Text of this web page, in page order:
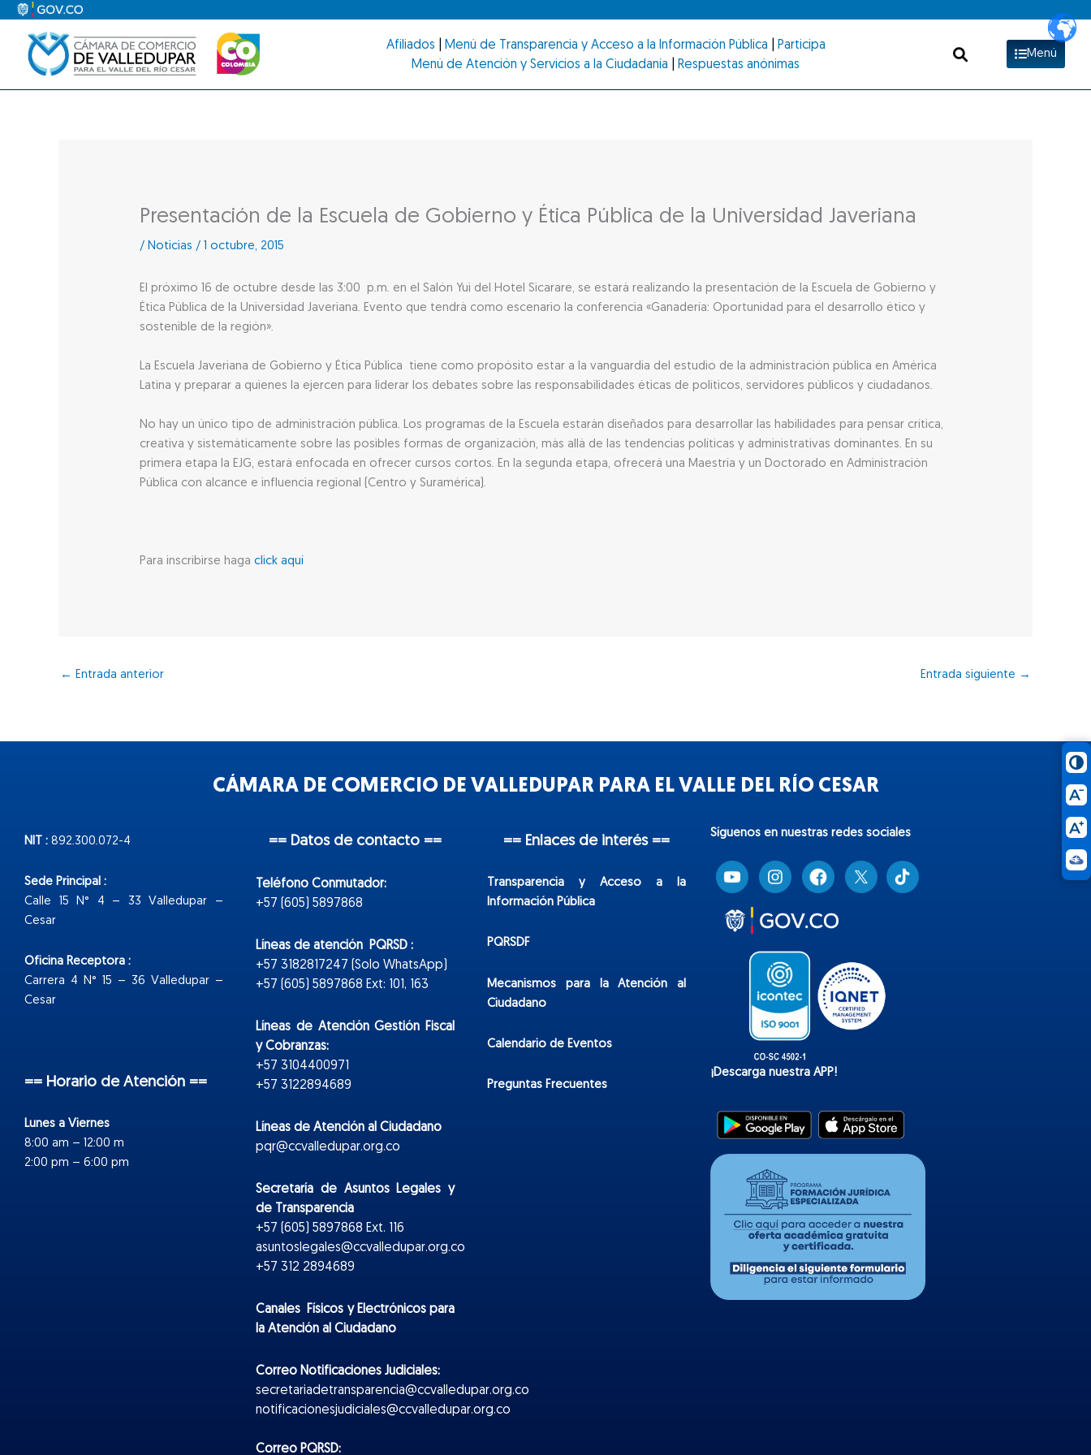
contenido
Afiliados Menú de Transparencia y Acceso a la Información Pública
Participa
Menú de Atención y Servicios a la Ciudadanía
Respuestas anónimas
Menú
Presentación de la Escuela de Gobierno y Ética Pública de la Universidad Javeriana
/ Noticias /1 octubre, 2015
El próximo 16 de octubre desde las 3:00 p.m. en el Salón Yui del Hotel Sicarare, se estará realizando la presentación de la Escuela de Gobierno y
Ética Pública de la Universidad Javeriana. Evento que tendrá como escenario la conferencia «Ganadería: Oportunidad para el desarrollo ético y
sostenible de la región».
La Escuela Javeriana de Gobierno y Ética Pública tiene como propósito estar a la vanguardia del estudio de la administración pública en América
Latina y preparar a quienes la ejercen para liderar los debates sobre las responsabilidades éticas de políticos, servidores públicos y ciudadanos.
No hay un único tipo de administración pública. Los programas de la Escuela estarán diseñados para desarrollar las habilidades para pensar crítica,
creativa y sistemáticamente sobre las posibles formas de organización, más allá de las tendencias políticas y administrativas dominantes. En su
primera etapa la EJG, estará enfocada en ofrecer cursos cortos. En la segunda etapa, ofrecerá una Maestría y un Doctorado en Administración
Pública con alcance e influencia regional (Centro y Suramérica).
Para inscribirse hagaclick aquí
← Entrada anterior Entrada siguiente →
CÁMARA DE COMERCIO DE VALLEDUPAR PARA EL VALLE DEL RÍO CESAR
NIT : 892.300.072-4
Sede Principal :
Calle 15 N° 4 – 33 Valledupar –
Cesar
Oficina Receptora :
Carrera 4 N° 15 – 36 Valledupar –
Cesar
== Horario de Atención ==
Lunes a Viernes
8:00 am – 12:00 m
2:00 pm – 6:00 pm
== Datos de contacto ==
Teléfono Conmutador:
+57 (605) 5897868
Líneas de atención PQRSD :
+57 3182817247 (Solo WhatsApp)
+57 (605) 5897868 Ext: 101, 163
Líneas de Atención Gestión Fiscal
y Cobranzas:
+57 3104400971
+57 3122894689
Líneas de Atención al Ciudadano
pqr@ccvalledupar.org.co
Secretaría de Asuntos Legales y
de Transparencia
+57 (605) 5897868 Ext. 116
asuntoslegales@ccvalledupar.org.co
+57 312 2894689
Canales Físicos yElectrónicospara
la Atención al Ciudadano
Correo Notificaciones Judiciales:
secretariadetransparencia@ccvalledupar.org.co
notificacionesjudiciales@ccvalledupar.org.co
Correo PQRSD:
== Enlaces de interés ==
Transparencia y Acceso a la
Información Pública
PQRSDF
Mecanismos para la Atención al
Ciudadano
Calendario de Eventos
Preguntas Frecuentes
Síguenos en nuestras redes sociales
T
i
k
¡Descarga nuestra APP!